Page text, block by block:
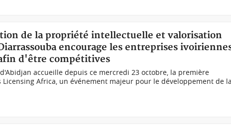
de la propriété intellectuelle et valorisation
encourage les entreprises
d'être compétitives
accueille depuis ce mercredi 23 octobre, la première
Africa, un événement majeur pour le développement de la